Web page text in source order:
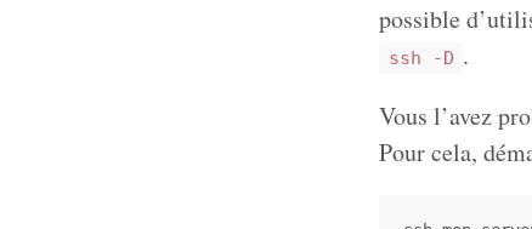
possible
ssh -D .
Vous l’avez
Pour cela,